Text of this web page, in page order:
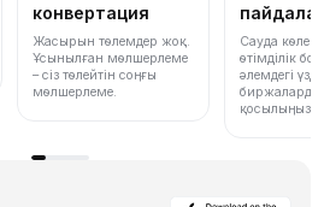
конвертация
Жасырын төлемдер жоқ.
Ұсынылған мөлшерлеме
– сіз төлейтін соңғы
мөлшерлеме.
Сауда көлемі
өтімділік
әлемдегі үздік
биржалардың
қосылыңыз.